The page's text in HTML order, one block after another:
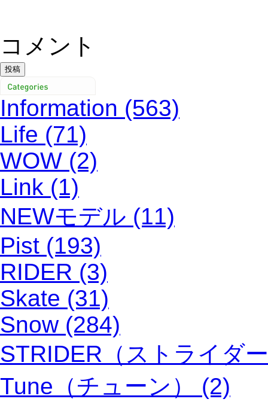
コメント
Information (563)
Life (71)
WOW (2)
Link (1)
NEWモデル (11)
Pist (193)
RIDER (3)
Skate (31)
Snow (284)
STRIDER（ストライダ
Tune（チューン） (2)